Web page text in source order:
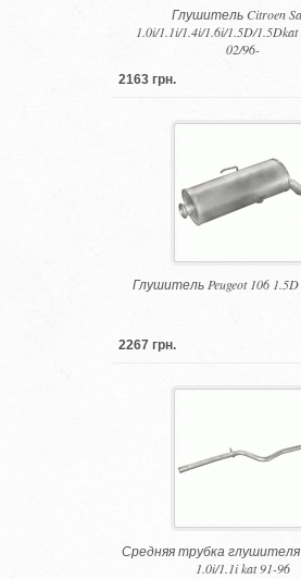
Глушитель Citroen
1.0i/1.1i/1.4i/1.6i/1.5D/1.5Dkat
02/96-
2163 грн.
Глушитель Peugeot 106 1.5D
2267 грн.
Средняя трубка глушителя
1.0i/1.1i kat 91-96